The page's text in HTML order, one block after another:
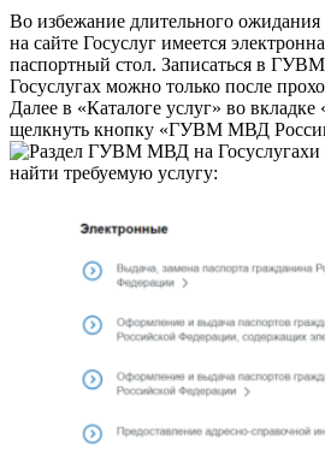
Во избежание длительного ожидания
на сайте Госуслуг имеется
паспортный стол. Записаться в
Госуслугах можно только после
Далее в «Каталоге услуг» во
щелкнуть кнопку «ГУВМ МВД
и
найти требуемую услугу: